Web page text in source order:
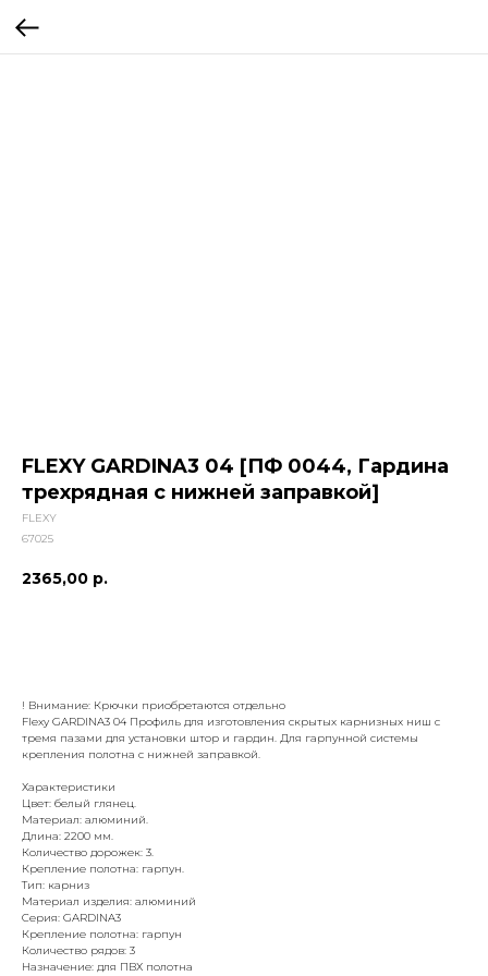
FLEXY GARDINA3 04 [ПФ 0044, Гардина
трехрядная с нижней заправкой]
FLEXY
67025
2365,00 р.
! Внимание: Крючки приобретаются отдельно
Flexy GARDINA3 04 Профиль для изготовления скрытых карнизных ниш с
тремя пазами для установки штор и гардин. Для гарпунной системы
крепления полотна с нижней заправкой.
Характеристики
Цвет: белый глянец.
Материал: алюминий.
Длина: 2200 мм.
Количество дорожек: 3.
Крепление полотна: гарпун.
Тип: карниз
Материал изделия: алюминий
Серия: GARDINA3
Крепление полотна: гарпун
Количество рядов: 3
Назначение: для ПВХ полотна